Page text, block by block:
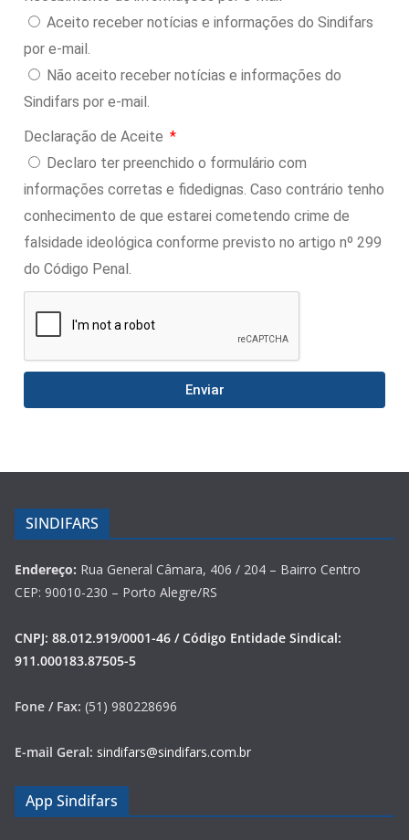
Aceito receber notícias e informações do Sindifars
por e-mail.
Não aceito receber notícias e informações do
Sindifars por e-mail.
Declaração de Aceite
Declaro ter preenchido o formulário com
informações corretas e fidedignas. Caso contrário tenho
conhecimento de que estarei cometendo crime de
falsidade ideológica conforme previsto no artigo nº 299
do Código Penal.
Enviar
SINDIFARS
Endereço: Rua General Câmara, 406 / 204 – Bairro Centro
CEP: 90010-230 – Porto Alegre/RS
CNPJ: 88.012.919/0001-46 / Código Entidade Sindical:
911.000183.87505-5
Fone / Fax: (51) 980228696
E-mail Geral: sindifars@sindifars.com.br
App Sindifars